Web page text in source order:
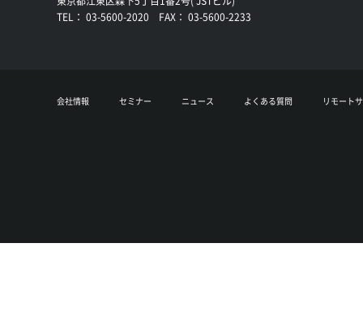
TEL： 03-5600-2020 FAX： 03-5600-2233
会社情報 セミナー ニュース よくある質問 リモート